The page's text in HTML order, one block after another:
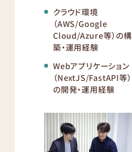
クラウド環境
（AWS/Google
Cloud/Azure等）の構
築・運用経験
Webアプリケーション
（NextJS/FastAPI等）
の開発・運用経験